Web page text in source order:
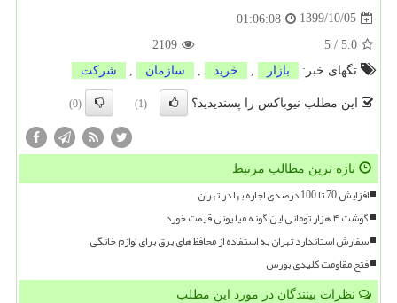
1399/10/05
01:06:08
5.0
/
5
2109
تگهای خبر:
بازار , خرید , سازمان , شركت
این مطلب نیوباکس را پسندیدید؟ (1)
(0)
تازه ترین مطالب مرتبط
افزایش 70 تا 100 درصدی اجاره بها در تهران
گوشت ۴ هزار تومانی این گونه میلیونی قیمت خورد
سفارش استاندارد تهران به استفاده از محافظ های برق برای لوازم خانگی
فتح مقاومت کلیدی بورس
نظرات بینندگان در مورد این مطلب